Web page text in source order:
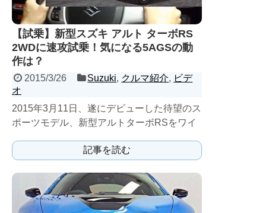
【試乗】新型スズキ アルト ターボRS
2WDに速攻試乗！気になる5AGSの動
作は？
2015/3/26 Suzuki, クルマ紹介, ビデ
オ
2015年3月11日、遂にデビューした待望のス
ポーツモ­デル、新型アルトターボRSをワイ
記事を読む